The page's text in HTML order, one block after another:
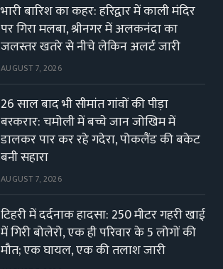
भारी बारिश का कहर: हरिद्वार में काली मंदिर
पर गिरा मलबा, श्रीनगर में अलकनंदा का
जलस्तर खतरे से नीचे लेकिन अलर्ट जारी
AUGUST 7, 2026
26 साल बाद भी सीमांत गांवों की पीड़ा
बरकरार: चमोली में बच्चे जान जोखिम में
डालकर पार कर रहे गदेरा, पोकलैंड की बकेट
बनी सहारा
AUGUST 7, 2026
टिहरी में दर्दनाक हादसा: 250 मीटर गहरी खाई
में गिरी बोलेरो, एक ही परिवार के 5 लोगों की
मौत; एक घायल, एक की तलाश जारी